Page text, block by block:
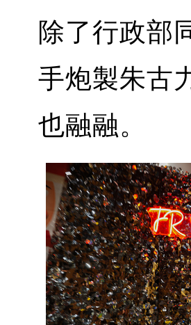
除了行政部
手炮製朱古
也融融。